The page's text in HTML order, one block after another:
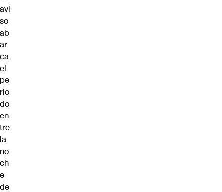
avi
so
ab
ar
ca
el
pe
rio
do
en
tre
la
no
ch
e
de